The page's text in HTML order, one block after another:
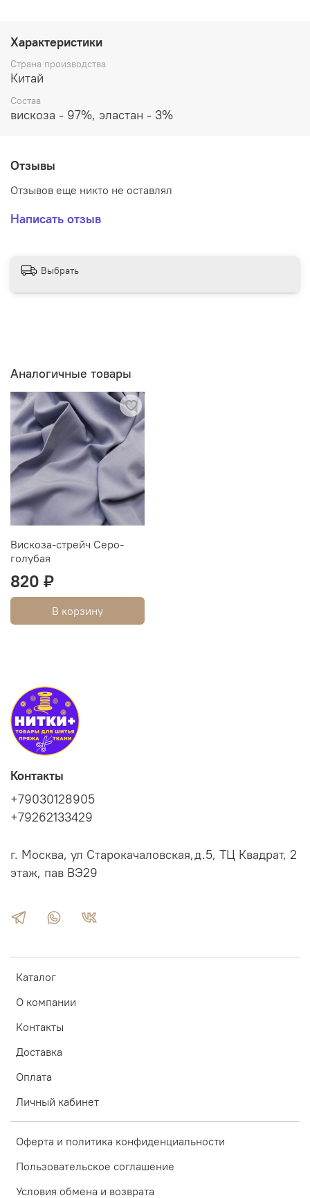
Характеристики
Страна производства
Китай
Состав
вискоза - 97%, эластан - 3%
Отзывы
Отзывов еще никто не оставлял
Написать отзыв
Выбрать
Аналогичные товары
Вискоза-стрейч Серо-
голубая
820 ₽
В корзину
Каталог
О компании
Контакты
Доставка
Оплата
Личный кабинет
Оферта и политика конфиденциальности
Пользовательское соглашение
Условия обмена и возврата
Контакты
+79030128905
+79262133429
г. Москва, ул Старокачаловская,д.5, ТЦ Квадрат, 2
этаж, пав ВЭ29